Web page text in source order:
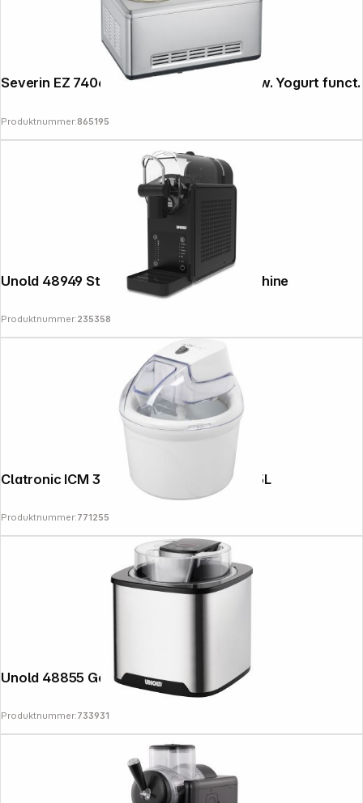
Severin EZ 7406 2-in-1 Ice Cream Maker w. Yogurt funct.
Produktnummer:865195
Unold 48949 Stella Slush Ice Cream Machine
Produktnummer:235358
Clatronic ICM 3764 white Ice Machine 1,5L
Produktnummer:771255
Unold 48855 Gelato
Produktnummer:733931